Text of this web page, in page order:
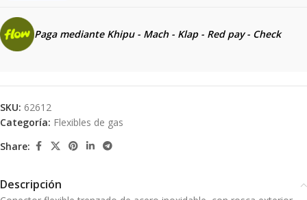
Paga mediante Khipu - Mach - Klap - Red pay - Check
SKU: 62612
Categoría: Flexibles de gas
Share:
Descripción